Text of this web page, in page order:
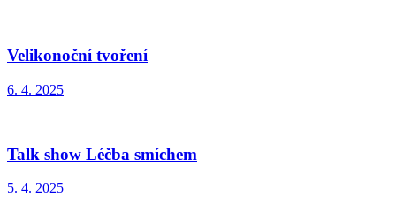
Velikonoční tvoření
6. 4. 2025
Talk show Léčba smíchem
5. 4. 2025